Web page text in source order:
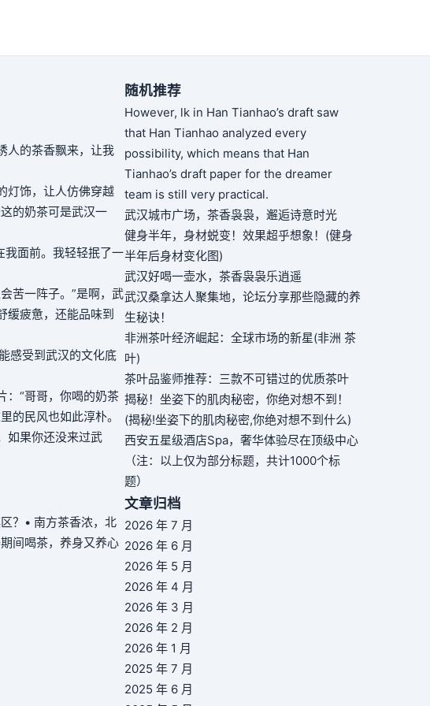
人的茶香飘来，让我
灯饰，让人仿佛穿越
的奶茶可是武汉一
我面前。我轻轻抿了一
苦一阵子。”是啊，武
缓疲惫，还能品味到
感受到武汉的文化底
：“哥哥，你喝的奶茶
的民风也如此淳朴。
如果你还没来过武
？ • 南方茶香浓，北
间喝茶，养身又养心
随机推荐
However, lk in Han Tianhao’s draft saw
that Han Tianhao analyzed every
possibility, which means that Han
Tianhao’s draft paper for the dreamer
team is still very practical.
武汉城市广场，茶香袅袅，邂逅诗意时光
健身半年，身材蜕变！效果超乎想象！(健身
半年后身材变化图)
武汉好喝一壶水，茶香袅袅乐逍遥
武汉桑拿达人聚集地，论坛分享那些隐藏的养
生秘诀！
非洲茶叶经济崛起：全球市场的新星(非洲 茶
叶)
茶叶品鉴师推荐：三款不可错过的优质茶叶
揭秘！坐姿下的肌肉秘密，你绝对想不到！
(揭秘!坐姿下的肌肉秘密,你绝对想不到什么)
西安五星级酒店Spa，奢华体验尽在顶级中心
（注：以上仅为部分标题，共计1000个标
题）
文章归档
2026 年 7 月
2026 年 6 月
2026 年 5 月
2026 年 4 月
2026 年 3 月
2026 年 2 月
2026 年 1 月
2025 年 7 月
2025 年 6 月